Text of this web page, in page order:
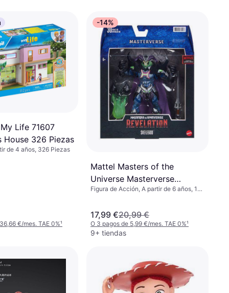
Life 71607
House 326 Piezas
de 4 años, 326 Piezas
€/mes. TAE 0%¹
-14%
Mattel Masters of the
Universe Masterverse
Revelation Skelegod
Figura de Acción, A partir de 6 años, 1
17,99 €20,99 €
O 3 pagos de 5,99 €/mes. TAE 0%¹
9+ tiendas